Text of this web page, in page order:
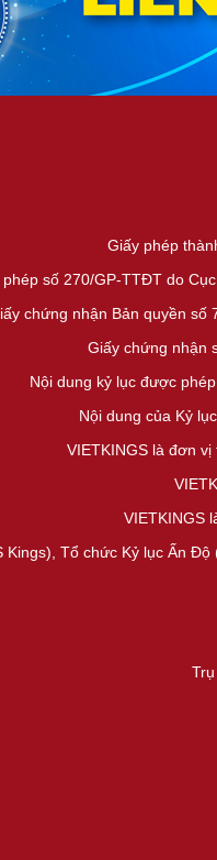
Giấy phép
phép số 270/GP-TTĐT do
chứng nhận Bản quyền số
Giấy chứng nhận
Nội dung kỷ lục được
Nội dung của Kỷ
VIETKINGS là đơn
VIETKINGS
Kings), Tổ chức Kỷ lục Ấn